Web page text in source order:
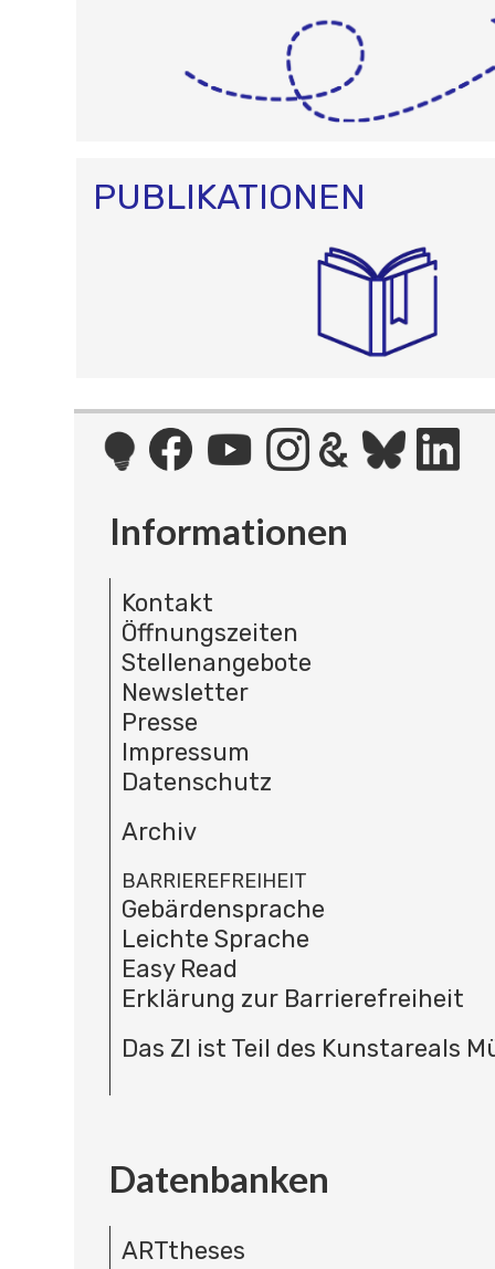
PUBLIKATIONEN
Informationen
Kontakt
Öffnungszeiten
Stellenangebote
Newsletter
Presse
Impressum
Datenschutz
Archiv
BARRIEREFREIHEIT
Gebärdensprache
Leichte Sprache
Easy Read
Erklärung zur Barrierefreiheit
Das ZI ist Teil des Kunstareals
Datenbanken
ARTtheses